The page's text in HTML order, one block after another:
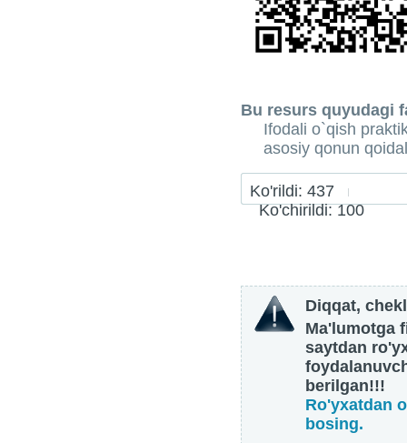
Bu resurs quyudagi
Ifodali o`qish
asosiy qonun
Ko'rildi: 437
Ko'chirildi: 100
Diqqat,
Ma'lumotga
saytdan
berilgan!!!
Ro'yxatdan
bosing.